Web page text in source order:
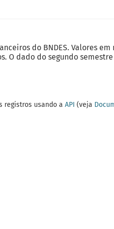
do BNDES. Valores
O dado do segundo semestre
registros usando a API (veja